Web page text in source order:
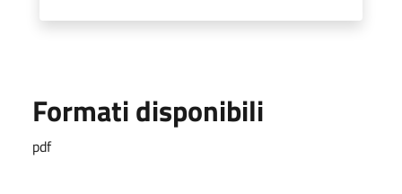
Formati disponibili
pdf